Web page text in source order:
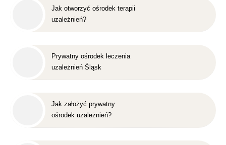
Jak otworzyć ośrodek terapii
uzależnień?
Prywatny ośrodek leczenia
uzależnień Śląsk
Jak założyć prywatny
ośrodek uzależnień?